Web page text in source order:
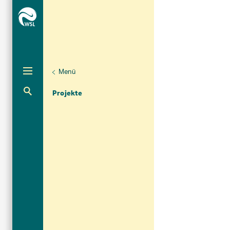
Menü
Projekte
Aktuelle Navigation